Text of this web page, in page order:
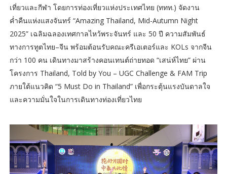
เที่ยวและกีฬา โดยการท่องเที่ยวแห่งประเทศไทย (ททท.) จัดงาน
ค่ำคืนแห่งแสงจันทร์ “Amazing Thailand, Mid-Autumn Night
2025” เฉลิมฉลองเทศกาลไหว้พระจันทร์ และ 50 ปี ความสัมพันธ์
ทางการทูตไทย–จีน พร้อมต้อนรับคณะครีเอเตอร์และ KOLs จากจีน
กว่า 100 คน เดินทางมาสร้างคอนเทนต์ถ่ายทอด “เสน่ห์ไทย” ผ่าน
โครงการ Thailand, Told by You – UGC Challenge & FAM Trip
ภายใต้แนวคิด “5 Must Do in Thailand” เพื่อกระตุ้นแรงบันดาลใจ
และความมั่นใจในการเดินทางท่องเที่ยวไทย